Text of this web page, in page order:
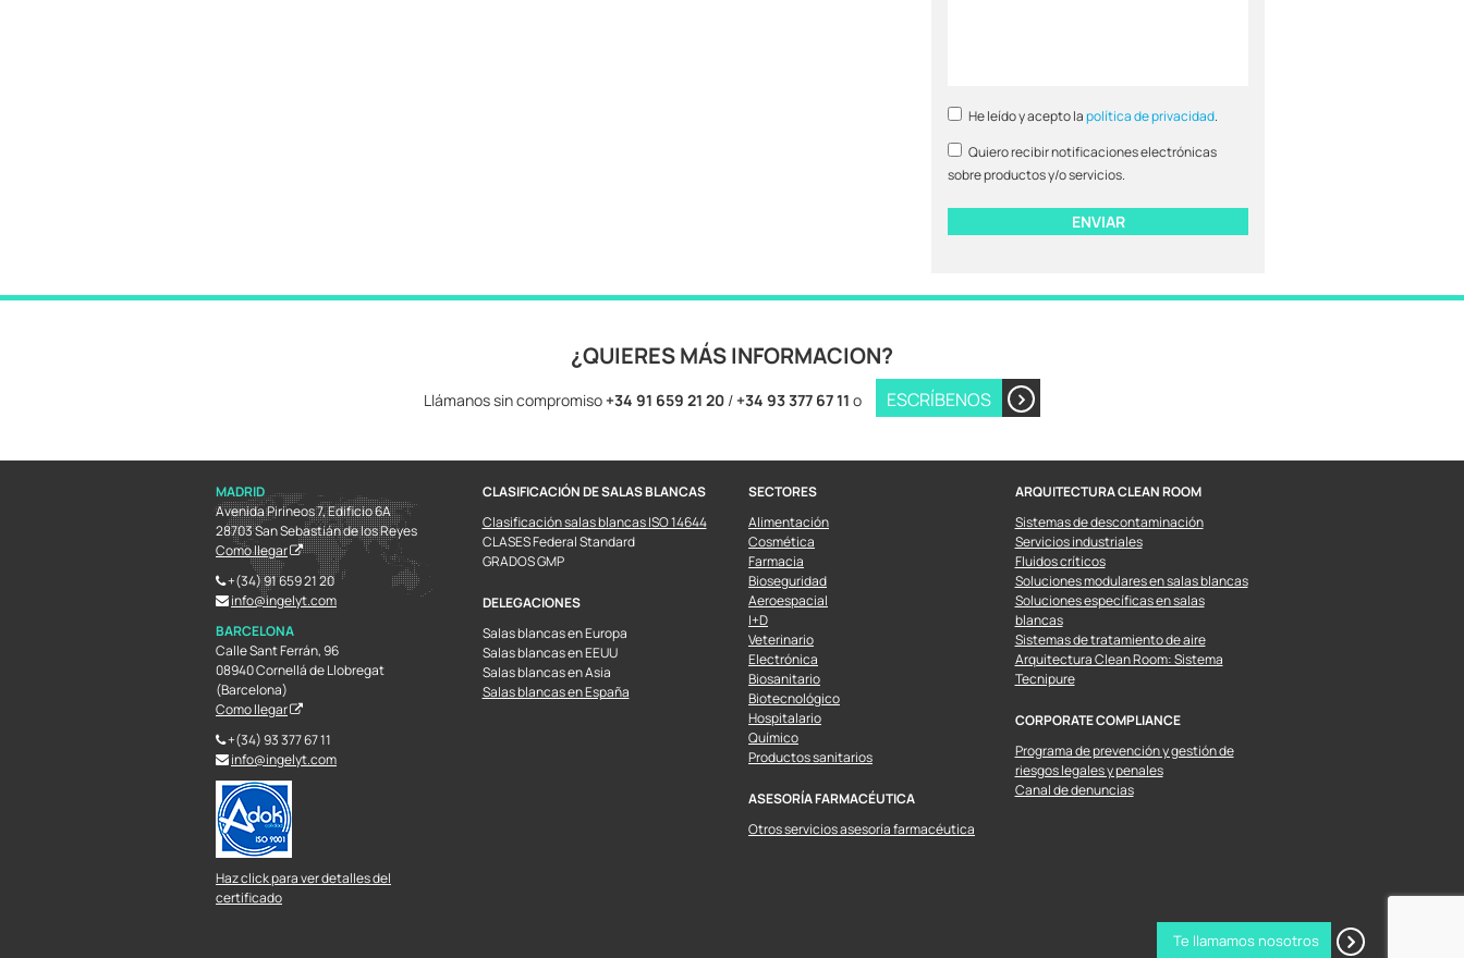
He leído y acepto lapolítica de privacidad.
Quiero recibir notificaciones electrónicas
sobre productos y/o servicios.
¿QUIERES MÁS INFORMACION?
Llámanos sin compromiso +34 91 659 21 20 / +34 93 377 67 11 o ESCRÍBENOS
MADRID
Avenida Pirineos 7, Edificio 6A
28703 San Sebastián de los Reyes
Como llegar
+(34) 91 659 21 20
info@ingelyt.com
BARCELONA
Calle Sant Ferrán, 96
08940 Cornellá de Llobregat
(Barcelona)
Como llegar
+(34) 93 377 67 11
info@ingelyt.com
Haz click para ver detalles del
certificado
CLASIFICACIÓN DE SALAS BLANCAS
Clasificación salas blancas ISO 14644
CLASES Federal Standard
GRADOS GMP
DELEGACIONES
Salas blancas en Europa
Salas blancas en EEUU
Salas blancas en Asia
Salas blancas en España
SECTORES
Alimentación
Cosmética
Farmacia
Bioseguridad
Aeroespacial
I+D
Veterinario
Electrónica
Biosanitario
Biotecnológico
Hospitalario
Químico
Productos sanitarios
ASESORÍA FARMACÉUTICA
Otros servicios asesoría farmacéutica
ARQUITECTURA CLEAN ROOM
Sistemas de descontaminación
Servicios industriales
Fluidos críticos
Soluciones modulares en salas blancas
Soluciones específicas en salas
blancas
Sistemas de tratamiento de aire
Arquitectura Clean Room: Sistema
Tecnipure
CORPORATE COMPLIANCE
Programa de prevención y gestión de
riesgos legales y penales
Canal de denuncias
Te llamamos nosotros